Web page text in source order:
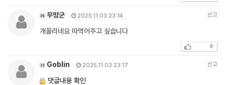
무망군 2025.11.03 23:14 신고
개꼴리네요 따먹어주고 싶습니다
0
Goblin 2025.11.03 23:17 신고
댓글내용 확인